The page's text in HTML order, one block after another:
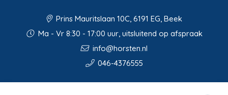
Prins Mauritslaan 10C, 6191 EG, Beek
Ma - Vr 8:30 - 17:00 uur, uitsluitend op afspraak
info@horsten.nl
046-4376555